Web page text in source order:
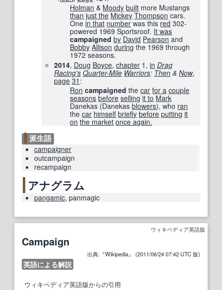
Holman & Moody built more Mustangs
than just the Mickey Thompson cars.
Onein that number was this red 302-
powered 1969 Sportsroof. It was
campaigned by David Pearson and
Bobby Allison during the 1969 through
1972 seasons.
2014, Doug Boyce, chapter 1, in Drag
Racing's Quarter-Mile Warriors: Then & Now,
page 31 :
Ron campaigned thecar for a couple
seasons before selling it to Mark
Danekas (Danekasblowers), who ran
thecar himself briefly before putting it
on the market once again.
派生語
campaigner
outcampaign
recampaign
アナグラム
pangamic, panmagic
ウィキペディア英語版
Campaign
出典:『Wikipedia』 (2011/06/24 07:42 UTC 版)
英語による解説
ウィキペディア英語版からの引用